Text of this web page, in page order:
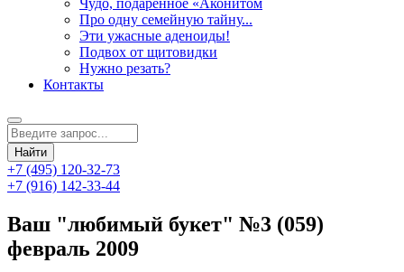
Чудо, подаренное «Аконитом
Про одну семейную тайну...
Эти ужасные аденоиды!
Подвох от щитовидки
Нужно резать?
Контакты
+7 (495) 120-32-73
+7 (916) 142-33-44
Ваш "любимый букет" №3 (059)
февраль 2009